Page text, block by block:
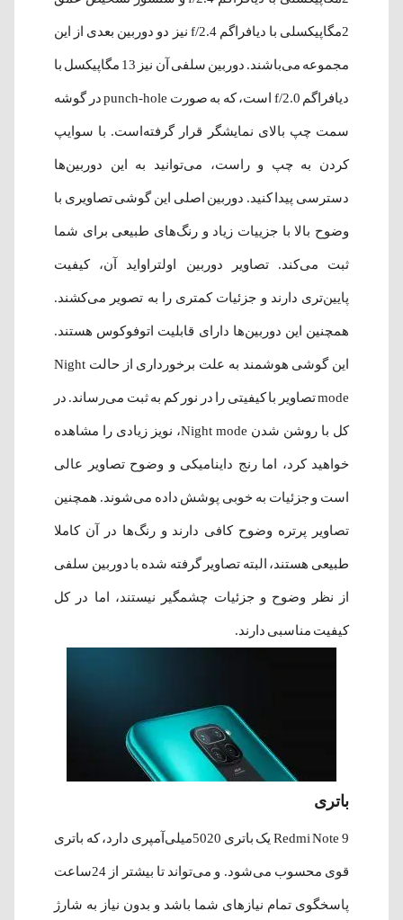
2مگاپیکسلی با دیافراگم f/2.4 نیز دو دوربین بعدی از این
مجموعه می‌باشند. دوربین سلفی آن نیز 13 مگاپیکسل با
دیافراگم f/2.0 است، که به صورت punch-hole در گوشه
سمت چپ بالای نمایشگر قرار گرفته‌است. با سوایپ
کردن به چپ و راست، می‌توانید به این دوربین‌ها
دسترسی پیدا کنید. دوربین اصلی این گوشی تصاویری با
وضوح بالا با جزییات زیاد و رنگ‌های طبیعی برای شما
ثبت می‌کند. تصاویر دوربین اولتراواید آن، کیفیت
پایین‌تری دارند و جزئیات کمتری را به تصویر می‌کشند.
همچنین این دوربین‌ها دارای قابلیت اتوفوکوس هستند.
این گوشی هوشمند به علت برخورداری از حالت Night
mode تصاویر با کیفیتی را در نور کم به ثبت می‌رساند. در
کل با روشن شدن Night mode، نویز زیادی را مشاهده
خواهید کرد، اما رنج داینامیکی و وضوح تصاویر عالی
است و جزئیات به خوبی پوشش داده می‌شوند. همچنین
تصاویر پرتره وضوح کافی دارند و رنگ‌ها در آن کاملا
طبیعی هستند، البته تصاویر گرفته شده با دوربین سلفی
از نظر وضوح و جزئیات چشمگیر نیستند، اما در کل
کیفیت مناسبی دارند.
باتری
Redmi Note 9 یک باتری 5020میلی‌آمپری دارد، که باتری
قوی محسوب می‌شود. و می‌تواند تا بیشتر از 24ساعت
پاسخگوی تمام نیازهای شما باشد و بدون نیاز به شارژ